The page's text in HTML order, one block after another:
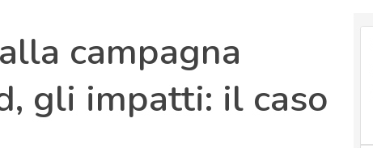
campagna
gli impatti: il caso